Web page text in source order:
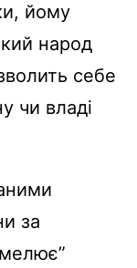
йому
народ
себе
чи владі
за